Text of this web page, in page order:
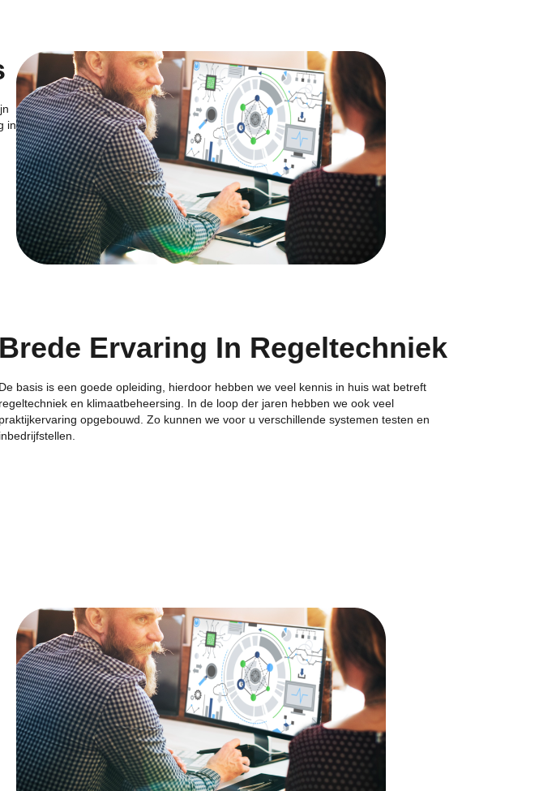
in
Brede Ervaring In Regeltechniek
De basis is een goede opleiding, hierdoor hebben we veel kennis in huis wat betreft
regeltechniek en klimaatbeheersing. In de loop der jaren hebben we ook veel
praktijkervaring opgebouwd. Zo kunnen we voor u verschillende systemen testen en
inbedrijfstellen.